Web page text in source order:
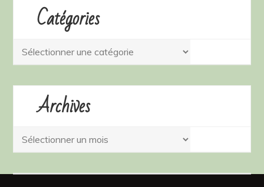
Catégories
Catégories
Archives
Archives